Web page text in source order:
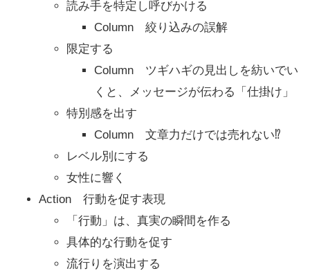
読み手を特定し呼びかける
Column 絞り込みの誤解
限定する
Column ツギハギの見出しを紡いでい
くと、メッセージが伝わる「仕掛け」
特別感を出す
Column 文章力だけでは売れない⁉
レベル別にする
女性に響く
Action 行動を促す表現
「行動」は、真実の瞬間を作る
具体的な行動を促す
流行りを演出する